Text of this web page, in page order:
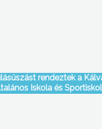
rendeztek a
Iskola és